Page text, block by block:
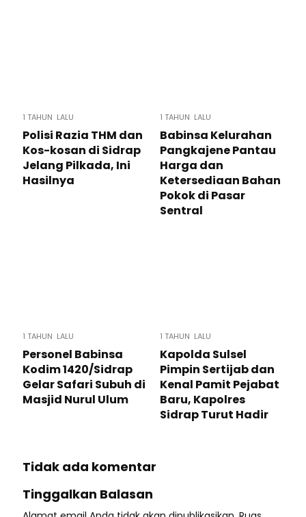
1 TAHUN LALU
Polisi Razia THM dan
Kos-kosan di Sidrap
Jelang Pilkada, Ini
Hasilnya
1 TAHUN LALU
Babinsa Kelurahan
Pangkajene Pantau
Harga dan
Ketersediaan Bahan
Pokok di Pasar
Sentral
1 TAHUN LALU
Personel Babinsa
Kodim 1420/Sidrap
Gelar Safari Subuh di
Masjid Nurul Ulum
1 TAHUN LALU
Kapolda Sulsel
Pimpin Sertijab dan
Kenal Pamit Pejabat
Baru, Kapolres
Sidrap Turut Hadir
Tidak ada komentar
Tinggalkan Balasan